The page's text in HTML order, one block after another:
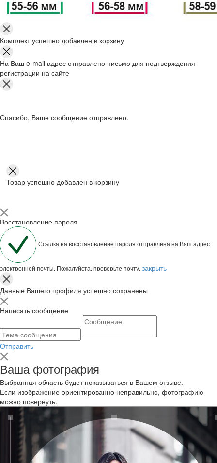
Комплект успешно добавлен в корзину
На Ваш e-mail адрес отправлено письмо для подтверждения
регистрации на сайте
Спасибо, Ваше сообщение отправлено.
Товар успешно добавлен в корзину
Восстановление пароля
Ссылка на восстановление пароля отправлена на Ваш адрес
электронной почты. Пожалуйста, проверьте почту. закрыть
Данные Вашего профиля успешно сохранены
Написать сообщение
Отправить
Ваша фотография
Выбранная область будет показываться в Вашем отзыве.
Если изображение ориентированно неправильно, фотографию
можно повернуть.